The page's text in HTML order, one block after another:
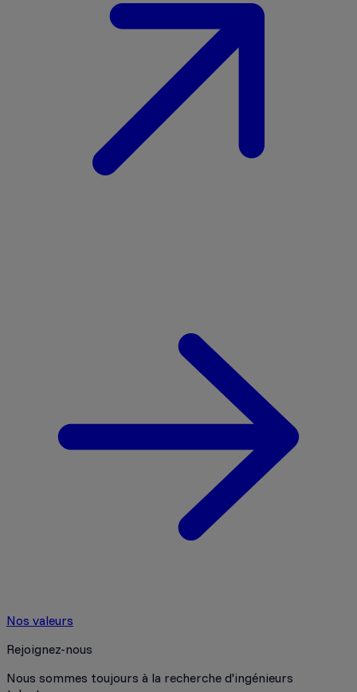
Nos valeurs
Rejoignez-nous
Nous sommes toujours à la recherche d'ingénieurs